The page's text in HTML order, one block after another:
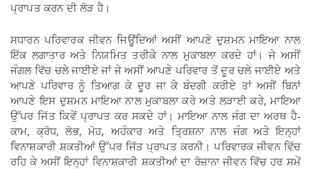
ਪ੍ਰਾਪਤ ਕਰਨ ਦੀ ਲੋੜ ਹੈ।
ਸਧਾਰਨ ਪਰਿਵਾਰਕ ਜੀਵਨ ਜਿਊਂਦਿਆਂ ਅਸੀਂ ਆਪਣੇ ਦੁਸ਼ਮਨ ਮਾਇਆ ਨਾਲ
ਇੱਕ ਲਗਾਤਾਰ ਅਤੇ ਨਿਯਮਿਤ ਤਰੀਕੇ ਨਾਲ ਮੁਕਾਬਲਾ ਕਰਦੇ ਹਾਂ। ਜੇ ਅਸੀਂ
ਜੰਗਲ ਵਿੱਚ ਚਲੇ ਜਾਈਏ ਜਾਂ ਜੇ ਅਸੀਂ ਆਪਣੇ ਪਰਿਵਾਰ ਤੋਂ ਦੂਰ ਚਲੇ ਜਾਈਏ ਅਤੇ
ਆਪਣੇ ਪਰਿਵਾਰ ਨੂੰ ਤਿਆਗ ਕੇ ਦੂਰ ਜਾ ਕੇ ਬੰਦਗੀ ਕਰੀਏ ਤਾਂ ਅਸੀਂ ਬਿਨਾਂ
ਆਪਣੇ ਇਸ ਦੁਸ਼ਮਨ ਮਾਇਆ ਨਾਲ ਮੁਕਾਬਲਾ ਕਰੇ ਅਤੇ ਲੜਾਈ ਕਰੇ, ਮਾਇਆ
ਉੱਪਰ ਜਿੱਤ ਕਿਵੇਂ ਪ੍ਰਾਪਤ ਕਰ ਸਕਦੇ ਹਾਂ। ਮਾਇਆ ਨਾਲ ਜੰਗ ਦਾ ਅਰਥ ਹੈ-
ਕਾਮ, ਕ੍ਰੋਧ, ਲੋਭ, ਮੋਹ, ਅਹੰਕਾਰ ਅਤੇ ਤ੍ਰਿਸ਼ਨਾ ਨਾਲ ਜੰਗ ਅਤੇ ਇਨ੍ਹਾਂ
ਵਿਨਾਸ਼ਕਾਰੀ ਸ਼ਕਤੀਆਂ ਉੱਪਰ ਜਿੱਤ ਪ੍ਰਾਪਤ ਕਰਨੀ। ਪਰਿਵਾਰਕ ਜੀਵਨ ਵਿੱਚ
ਰਹਿ ਕੇ ਅਸੀਂ ਇਨ੍ਹਾਂ ਵਿਨਾਸ਼ਕਾਰੀ ਸ਼ਕਤੀਆਂ ਦਾ ਰੋਜ਼ਾਨਾ ਜੀਵਨ ਵਿੱਚ ਹਰ ਸਮੇਂ